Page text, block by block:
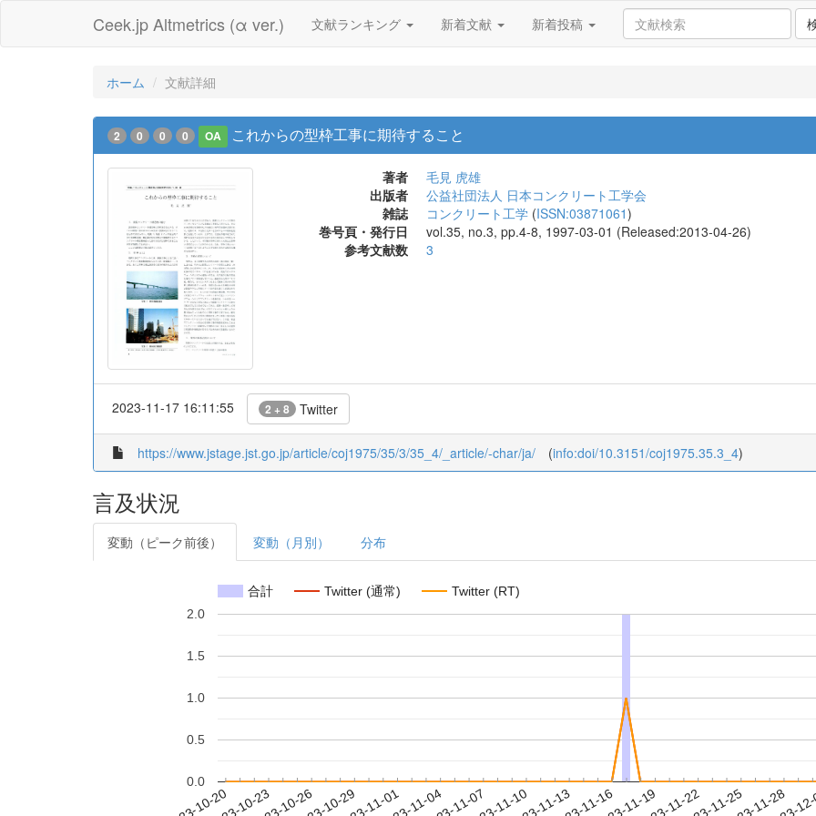
Ceek.jp Altmetrics (α ver.) 文献ランキング 新着文献 新着投稿
ホーム 文献詳細
2 0 0 0 OA これからの型枠工事に期待すること
著者
毛見 虎雄
出版者
公益社団法人 日本コンクリート工学会
雑誌
コンクリート工学 (ISSN:03871061)
巻号頁・発行日
vol.35, no.3, pp.4-8, 1997-03-01 (Released:2013-04-26)
参考文献数
3
2023-11-17 16:11:55 2 + 8 Twitter
https://www.jstage.jst.go.jp/article/coj1975/35/3/35_4/_article/-char/ja/ (info:doi/10.3151/coj1975.35.3_4)
言及状況
変動（ピーク前後） 変動（月別） 分布
合計 Twitter (通常) Twitter (RT)
0.0
0.5
1.0
1.5
2.0